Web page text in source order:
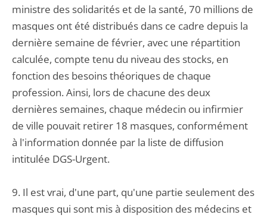
ministre des solidarités et de la santé, 70 millions de
masques ont été distribués dans ce cadre depuis la
dernière semaine de février, avec une répartition
calculée, compte tenu du niveau des stocks, en
fonction des besoins théoriques de chaque
profession. Ainsi, lors de chacune des deux
dernières semaines, chaque médecin ou infirmier
de ville pouvait retirer 18 masques, conformément
à l'information donnée par la liste de diffusion
intitulée DGS-Urgent.
9. Il est vrai, d'une part, qu'une partie seulement des
masques qui sont mis à disposition des médecins et